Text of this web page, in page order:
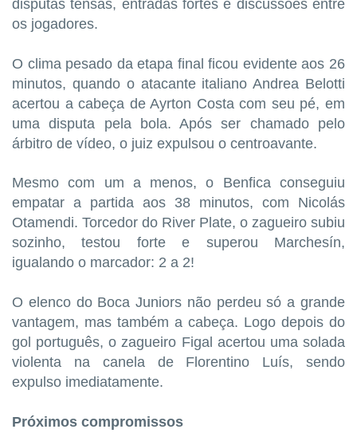
disputas tensas, entradas fortes e discussões entre
os jogadores.
O clima pesado da etapa final ficou evidente aos 26
minutos, quando o atacante italiano Andrea Belotti
acertou a cabeça de Ayrton Costa com seu pé, em
uma disputa pela bola. Após ser chamado pelo
árbitro de vídeo, o juiz expulsou o centroavante.
Mesmo com um a menos, o Benfica conseguiu
empatar a partida aos 38 minutos, com Nicolás
Otamendi. Torcedor do River Plate, o zagueiro subiu
sozinho, testou forte e superou Marchesín,
igualando o marcador: 2 a 2!
O elenco do Boca Juniors não perdeu só a grande
vantagem, mas também a cabeça. Logo depois do
gol português, o zagueiro Figal acertou uma solada
violenta na canela de Florentino Luís, sendo
expulso imediatamente.
Próximos compromissos